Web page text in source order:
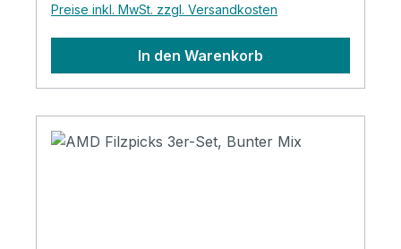
Preise inkl. MwSt. zzgl. Versandkosten
In den Warenkorb